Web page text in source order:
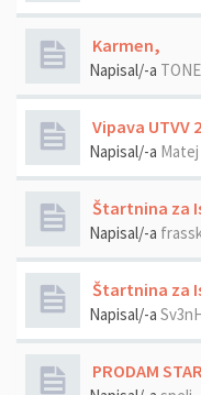
Karmen,
Napisal/-a
Vipava UTVV
Napisal/-a
Štartnina za
Napisal/-a
Štartnina za
Napisal/-a
PRODAM